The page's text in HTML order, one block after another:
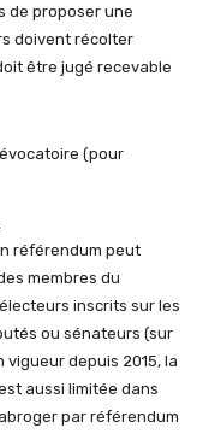
de proposer une
doivent récolter
être jugé recevable
(pour
référendum peut
membres du
inscrits sur les
ou sénateurs (sur
vigueur depuis 2015, la
aussi limitée dans
par référendum